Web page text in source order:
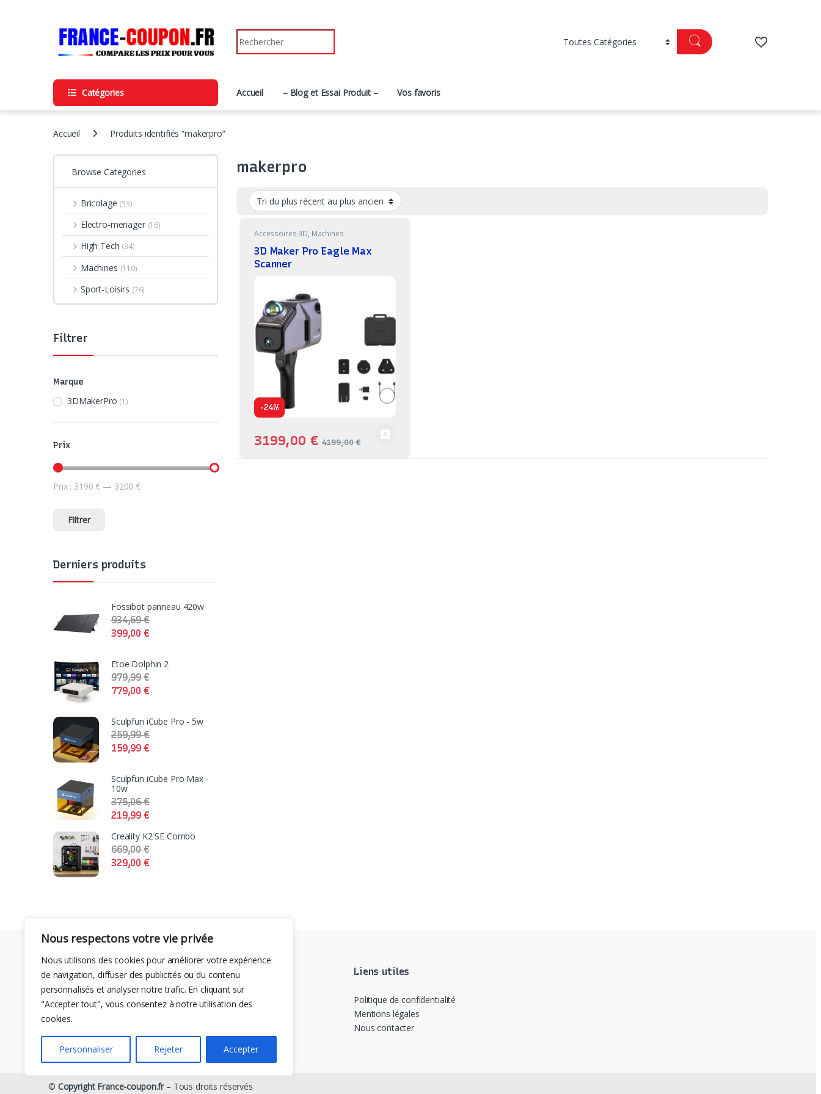
Nous respectons votre vie privée
Nous utilisons des cookies pour améliorer votre expérience
de navigation, diffuser des publicités ou du contenu
personnalisés et analyser notre trafic. En cliquant sur
"Accepter tout", vous consentez à notre utilisation des
cookies.
Personnaliser Rejeter Accepter
Search for:
Catégories Accueil – Blog et Essai Produit – Vos favoris
Accueil Produits identifiés “makerpro”
makerpro
Accessoires 3D, Machines
3D Maker Pro Eagle Max
Scanner
-24%
3199,00 € 4199,00€
Browse Categories
Bricolage (53)
Electro-menager (16)
High Tech (34)
Machines (110)
Sport-Loisirs (76)
Filtrer
Marque
3DMakerPro (1)
Prix
Prix min
Prix max
Filtrer
Prix : 3190 € — 3200 €
Derniers produits
Fossibot panneau 420w
399,00€
934,69€
Etoe Dolphin 2
779,00€
979,99€
Sculpfun iCube Pro - 5w
159,99€
259,99€
Sculpfun iCube Pro Max -
10w
219,99€
375,06€
Creality K2 SE Combo
329,00€
669,00€
Liens utiles
Politique de confidentialité
Mentions légales
Nous contacter
© Copyright France-coupon.fr– Tous droits réservés